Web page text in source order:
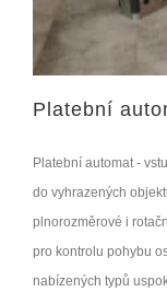
Platební
Platební automat -
do vyhrazených
plnorozměrové i
pro kontrolu pohybu
nabízených typů